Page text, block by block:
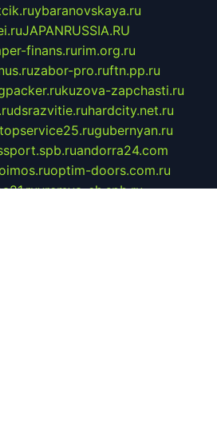
ybaranovskaya.ru
JAPANRUSSIA.RU
finans.rurim.org.ru
zabor-pro.ruftn.pp.ru
kuzova-zapchasti.ru
dsrazvitie.ruhardcity.net.ru
topservice25.rugubernyan.ru
andorra24.com
optim-doors.com.ru
vremya-ch.spb.ru